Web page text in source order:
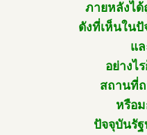
ภายหลังไ
ดังที่เห็นใน
แ
อย่างไ
สถานที่ถ
หรือ
ปัจจุบันรั